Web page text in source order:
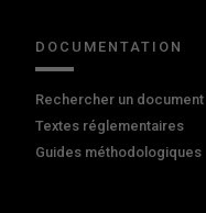
DOCUMENTATION
Rechercher un document
Textes réglementaires
Guides méthodologiques